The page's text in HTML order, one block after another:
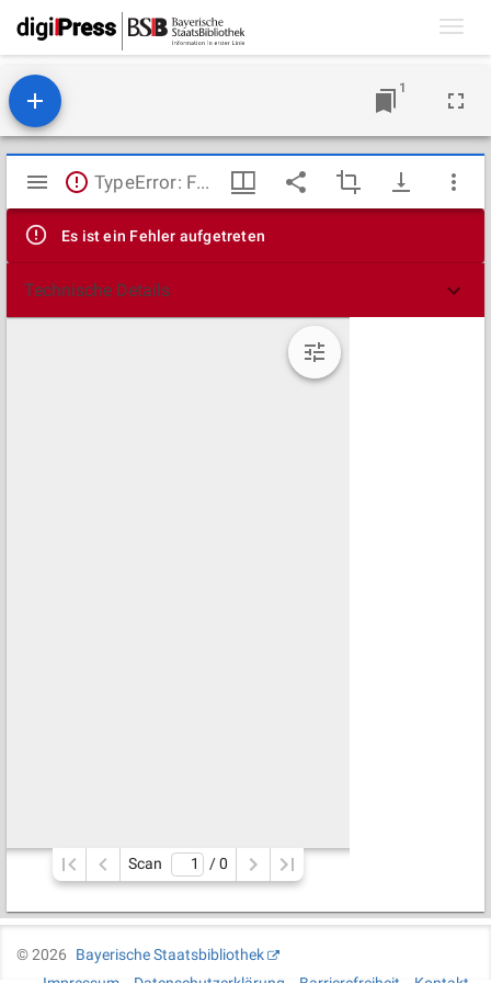
1
Mirador
Viewer
TypeError: Failed to fetch
Es ist ein Fehler aufgetreten
Technische Details
Scan / 0
©2026
Bayerische Staatsbibliothek